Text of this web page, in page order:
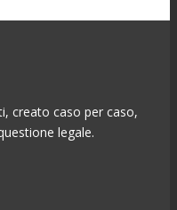
creato caso per caso,
legale.